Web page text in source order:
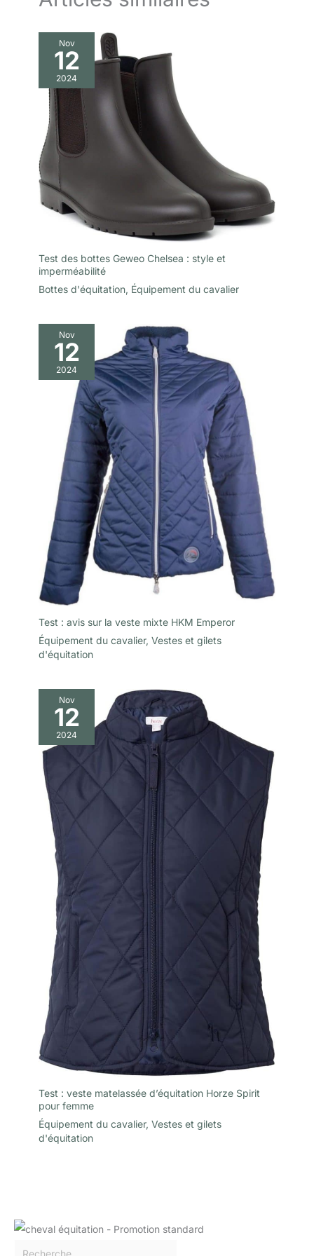
Nov
12
2024
Test des bottes Geweo Chelsea : style et
imperméabilité
Bottes d'équitation, Équipement du cavalier
Nov
12
2024
Test : avis sur la veste mixte HKM Emperor
Équipement du cavalier, Vestes et gilets
d'équitation
Nov
12
2024
Test : veste matelassée d’équitation Horze Spirit
pour femme
Équipement du cavalier, Vestes et gilets
d'équitation